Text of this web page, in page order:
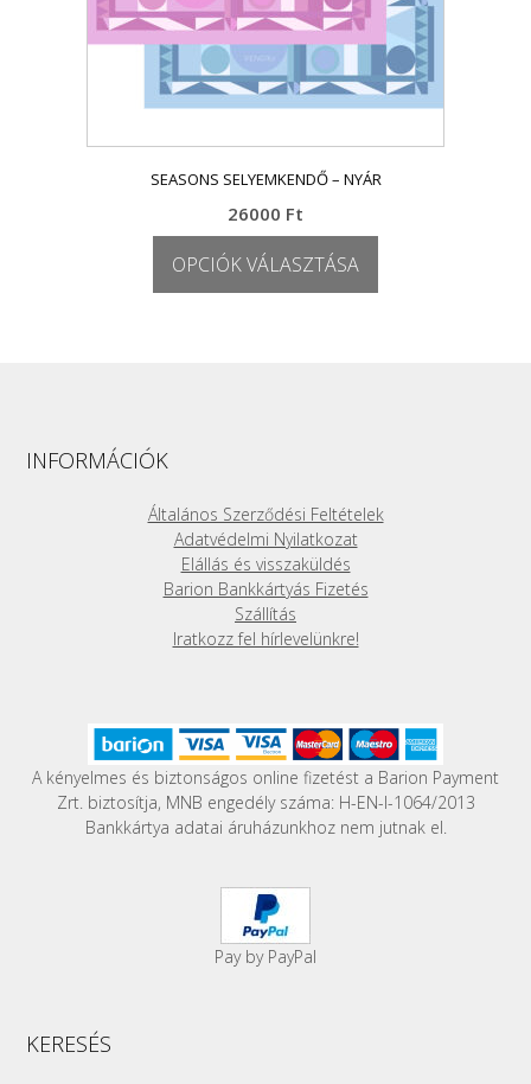
SEASONS SELYEMKENDŐ – NYÁR
26000 Ft
OPCIÓK VÁLASZTÁSA
a
termékoldalon
választhatók
ki
INFORMÁCIÓK
Általános Szerződési Feltételek
Adatvédelmi Nyilatkozat
Elállás és visszaküldés
Barion Bankkártyás Fizetés
Szállítás
Iratkozz fel hírlevelünkre!
A kényelmes és biztonságos online fizetést a Barion Payment
Zrt. biztosítja, MNB engedély száma: H-EN-I-1064/2013
Bankkártya adatai áruházunkhoz nem jutnak el.
Pay by PayPal
KERESÉS